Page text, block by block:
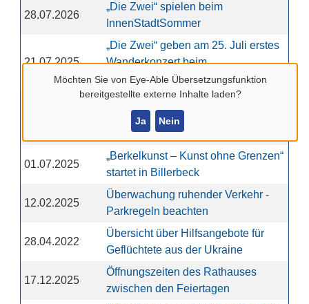
Möchten Sie von Eye-Able Übersetzungsfunktion
bereitgestellte externe Inhalte laden?
Ja Nein
28.07.2026
„Die Zwei“ spielen beim
InnenStadtSommer
21.07.2025
„Die Zwei“ geben am 25. Juli erstes
Wanderkonzert beim
InnenStadtSommer
„Billerbeck leuchtet“: Rathaus, Dom
und Johanniskirche werden zur
leuchtenden Weihnachtskulisse
01.07.2025
„Berkelkunst – Kunst ohne Grenzen“
startet in Billerbeck
12.02.2025
Überwachung ruhender Verkehr -
Parkregeln beachten
28.04.2022
Übersicht über Hilfsangebote für
Geflüchtete aus der Ukraine
17.12.2025
Öffnungszeiten des Rathauses
zwischen den Feiertagen